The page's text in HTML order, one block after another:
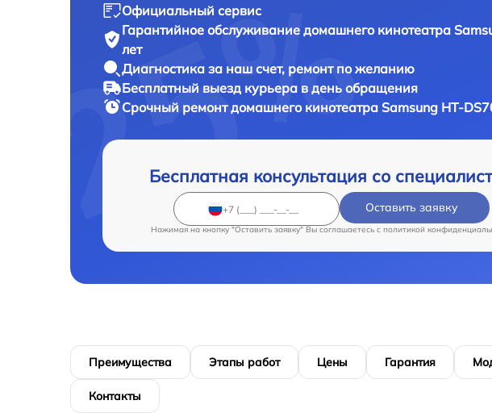
Официальный сервис
Гарантийное обслуживание домашнего кинотеатра
лет
Диагностика за наш счет, ремонт по желанию
Бесплатный выезд курьера в день обращения
Срочный ремонтдомашнего кинотеатра Samsung HT-
Бесплатная консультация со
Оставить заявку
Нажимая на кнопку "Оставить заявку" Вы соглашаетесь c политикой
Преимущества Этапы работ Цены Гарантия
Контакты